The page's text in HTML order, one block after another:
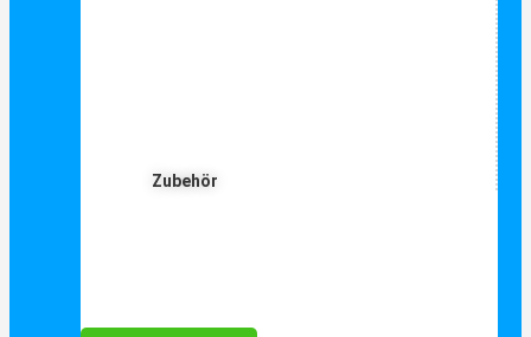
Zubehör
Als Danke schön für Ihre Anmeldung